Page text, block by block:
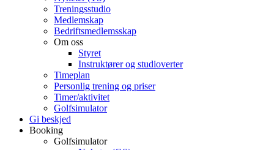
Treningsstudio
Medlemskap
Bedriftsmedlemsskap
Om oss
Styret
Instruktører og studioverter
Timeplan
Personlig trening og priser
Timer/aktivitet
Golfsimulator
Gi beskjed
Booking
Golfsimulator